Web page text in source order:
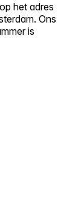
het adres
Ons
is